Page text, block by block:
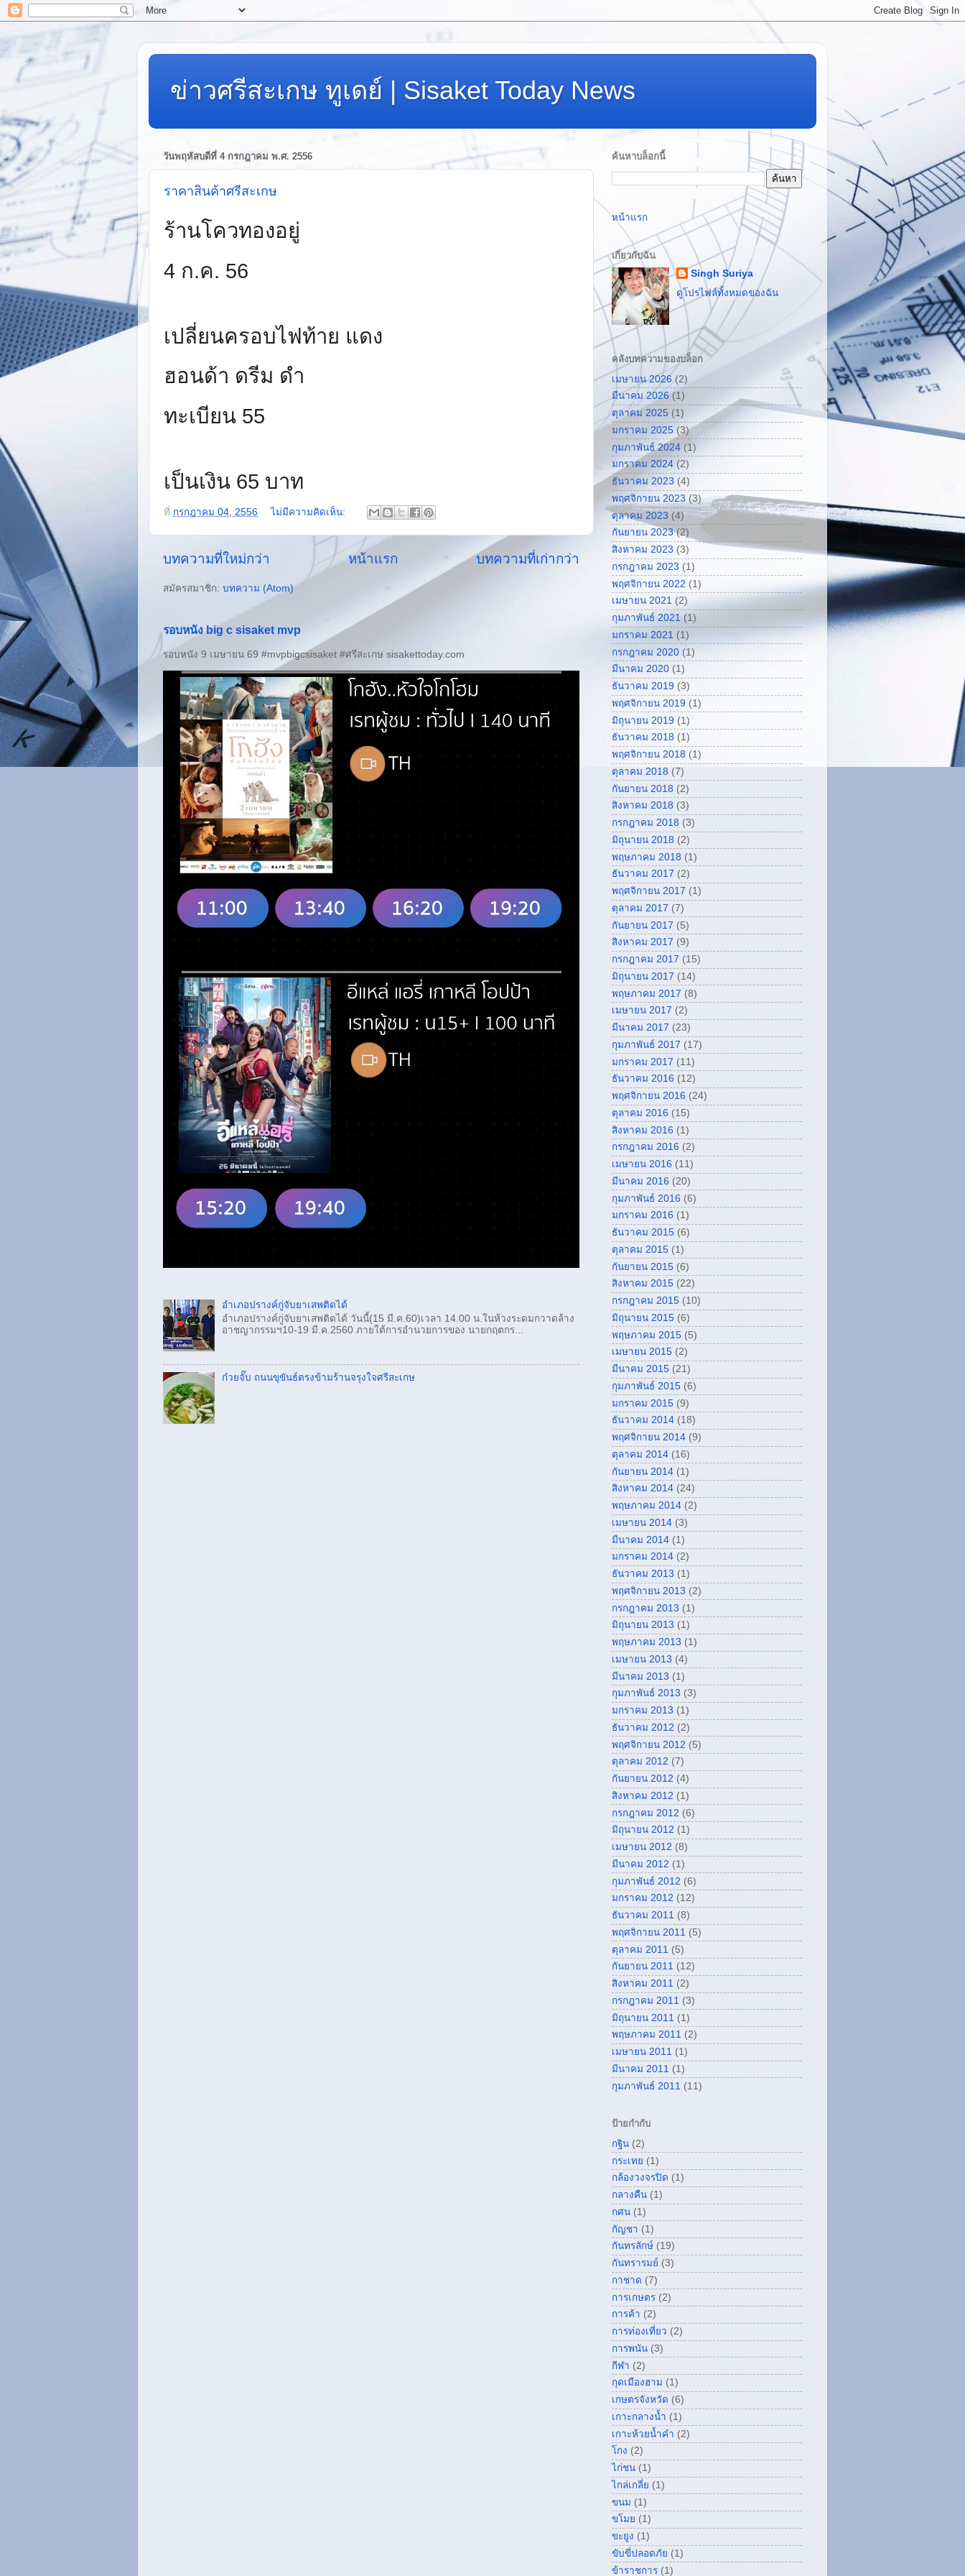
ข่าวศรีสะเกษ ทูเดย์ | Sisaket Today News
วันพฤหัสบดีที่ 4 กรกฎาคม พ.ศ. 2556
ราคาสินค้าศรีสะเกษ
ร้านโควทองอยู่
4 ก.ค. 56
เปลี่ยนครอบไฟท้าย แดง
ฮอนด้า ดรีม ดำ
ทะเบียน 55
เป็นเงิน 65 บาท
ที่ กรกฎาคม 04, 2556 ไม่มีความคิดเห็น:
บทความที่ใหม่กว่า บทความที่เก่ากว่า
หน้าแรก
สมัครสมาชิก: บทความ (Atom)
รอบหนัง big c sisaket mvp
รอบหนัง 9 เมษายน 69 #mvpbigcsisaket #ศรีสะเกษ sisakettoday.com
อำเภอปรางค์กู่จับยาเสพติดได้
อำเภอปรางค์กู่จับยาเสพติดได้ วันนี้(15 มี.ค.60)เวลา 14.00 น.ในห้วงระดมกวาดล้าง
อาชญากรรมฯ10-19 มี.ค.2560 ภายใต้การอำนวยการของ นายกฤตกร...
ก๋วยจั๊บ ถนนขุขันธ์ตรงข้ามร้านจรุงใจศรีสะเกษ
ค้นหาบล็อกนี้
หน้าแรก
เกี่ยวกับฉัน
Singh Suriya
ดูโปรไฟล์ทั้งหมดของฉัน
คลังบทความของบล็อก
เมษายน 2026 (2)
มีนาคม 2026 (1)
ตุลาคม 2025 (1)
มกราคม 2025 (3)
กุมภาพันธ์ 2024 (1)
มกราคม 2024 (2)
ธันวาคม 2023 (4)
พฤศจิกายน 2023 (3)
ตุลาคม 2023 (4)
กันยายน 2023(2)
สิงหาคม 2023 (3)
กรกฎาคม 2023 (1)
พฤศจิกายน 2022 (1)
เมษายน 2021 (2)
กุมภาพันธ์ 2021 (1)
มกราคม 2021 (1)
กรกฎาคม 2020 (1)
มีนาคม 2020 (1)
ธันวาคม 2019 (3)
พฤศจิกายน 2019 (1)
มิถุนายน 2019 (1)
ธันวาคม 2018 (1)
พฤศจิกายน 2018 (1)
ตุลาคม 2018 (7)
กันยายน 2018 (2)
สิงหาคม 2018 (3)
กรกฎาคม 2018 (3)
มิถุนายน 2018 (2)
พฤษภาคม 2018 (1)
ธันวาคม 2017 (2)
พฤศจิกายน 2017 (1)
ตุลาคม 2017 (7)
กันยายน 2017 (5)
สิงหาคม 2017 (9)
กรกฎาคม 2017 (15)
มิถุนายน 2017 (14)
พฤษภาคม 2017 (8)
เมษายน 2017 (2)
มีนาคม 2017 (23)
กุมภาพันธ์ 2017 (17)
มกราคม 2017 (11)
ธันวาคม 2016 (12)
พฤศจิกายน 2016 (24)
ตุลาคม 2016 (15)
สิงหาคม 2016 (1)
กรกฎาคม 2016 (2)
เมษายน 2016 (11)
มีนาคม 2016 (20)
กุมภาพันธ์ 2016 (6)
มกราคม 2016 (1)
ธันวาคม 2015 (6)
ตุลาคม 2015 (1)
กันยายน 2015 (6)
สิงหาคม 2015 (22)
กรกฎาคม 2015 (10)
มิถุนายน 2015 (6)
พฤษภาคม 2015 (5)
เมษายน 2015 (2)
มีนาคม 2015 (21)
กุมภาพันธ์ 2015 (6)
มกราคม 2015 (9)
ธันวาคม 2014 (18)
พฤศจิกายน 2014 (9)
ตุลาคม 2014 (16)
กันยายน 2014 (1)
สิงหาคม 2014 (24)
พฤษภาคม 2014 (2)
เมษายน 2014 (3)
มีนาคม 2014 (1)
มกราคม 2014 (2)
ธันวาคม 2013 (1)
พฤศจิกายน 2013 (2)
กรกฎาคม 2013 (1)
มิถุนายน 2013 (1)
พฤษภาคม 2013 (1)
เมษายน 2013 (4)
มีนาคม 2013 (1)
กุมภาพันธ์ 2013 (3)
มกราคม 2013 (1)
ธันวาคม 2012 (2)
พฤศจิกายน 2012 (5)
ตุลาคม 2012 (7)
กันยายน 2012 (4)
สิงหาคม 2012 (1)
กรกฎาคม 2012 (6)
มิถุนายน 2012 (1)
เมษายน 2012 (8)
มีนาคม 2012 (1)
กุมภาพันธ์ 2012 (6)
มกราคม 2012 (12)
ธันวาคม 2011 (8)
พฤศจิกายน 2011 (5)
ตุลาคม 2011 (5)
กันยายน 2011 (12)
สิงหาคม 2011 (2)
กรกฎาคม 2011 (3)
มิถุนายน 2011 (1)
พฤษภาคม 2011 (2)
เมษายน 2011 (1)
มีนาคม 2011 (1)
กุมภาพันธ์ 2011 (11)
ป้ายกำกับ
กฐิน (2)
กระเทย (1)
กล้องวงจรปิด (1)
กลางคืน (1)
กศน (1)
กัญชา (1)
กันทรลักษ์ (19)
กันทรารมย์ (3)
กาชาด (7)
การเกษตร (2)
การค้า (2)
การท่องเที่ยว (2)
การพนัน (3)
กีฬา (2)
กุดเมืองฮาม (1)
เกษตรจังหวัด (6)
เกาะกลางน้ำ (1)
เกาะห้วยน้ำคำ (2)
โกง (2)
ไก่ชน (1)
ไกล่เกลี่ย (1)
ขนม (1)
ขโมย (1)
ขะยูง (1)
ขับขี่ปลอดภัย (1)
ข้าราชการ (1)